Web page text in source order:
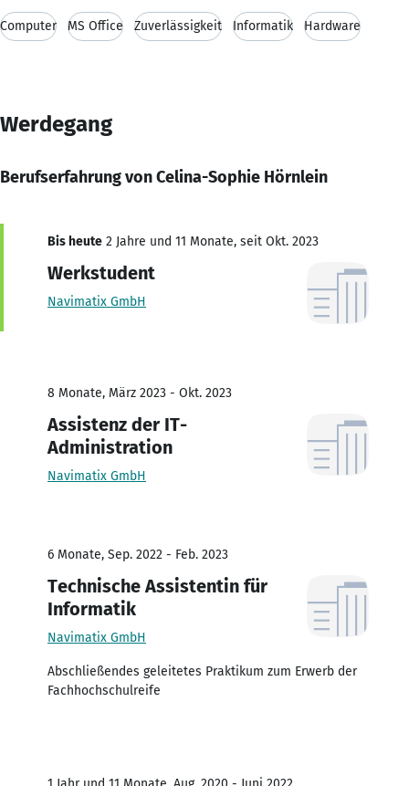
Computer MS Office Zuverlässigkeit Informatik Hardware
Werdegang
Berufserfahrung von Celina-Sophie Hörnlein
Bis heute 2 Jahre und 11 Monate, seit Okt. 2023
Werkstudent
Navimatix GmbH
8 Monate, März 2023 - Okt. 2023
Assistenz der IT-
Administration
Navimatix GmbH
6 Monate, Sep. 2022 - Feb. 2023
Technische Assistentin für
Informatik
Navimatix GmbH
Abschließendes geleitetes Praktikum zum Erwerb der
Fachhochschulreife